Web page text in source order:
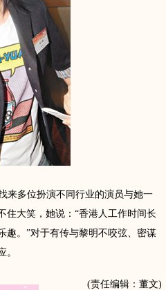
多位扮演不同行业的演员与她一
住大笑，她说：“香港人工作时间长
趣。”对于有传与黎明不咬弦、密谋
。
(责任编辑：董文)